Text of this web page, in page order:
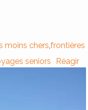
moins chers frontières
seniors Réagir